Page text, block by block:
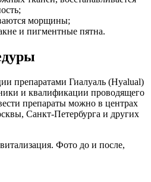
морщины;
и пигментные пятна.
препаратами Гиалуаль (Hyalual)
и квалификации проводящего
препараты можно в центрах
Санкт-Петербурга и других